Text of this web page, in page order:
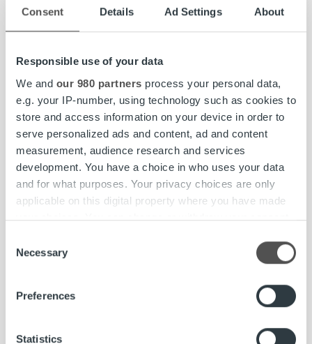
Consent Details Ad Settings About
Responsible use of your data
We and our 980 partners process your personal data,
e.g. your IP-number, using technology such as cookies to
store and access information on your device in order to
serve personalized ads and content, ad and content
measurement, audience research and services
development. You have a choice in who uses your data
and for what purposes. Your privacy choices are only
applicable on this digital property where you have made
your choices. You can change or withdraw your consent
the Privacy trigger icon.
Find out more about how your personal data is processed
and set your preferences in the
We use cookies to personalise content and ads, to
Selection
Necessary
Preferences
Statistics
korvaa aiemman palvelujohtajan tehtävän. Posti aloitti
Lisätiedot ja haastattelupyynnöt:
Capital, puh. 044 756 9603, jenni.jantunen@ropocapital.fi
Ropo Capitalon johtava laskun elinkaari- ja
rahoituspalveluiden tarjoaja Suomessa. Kilpailemme
markkinoilla tekno-logisena edelläkävijänä –
toimintamallimme pohjautuu digitalisaation etuihin ja
vahvaan automaatioon. Työllistämme noin 200 talouden
ammattilaista ja kuukausittain yli 8 000 suomalaisyritystä
#ropojengi